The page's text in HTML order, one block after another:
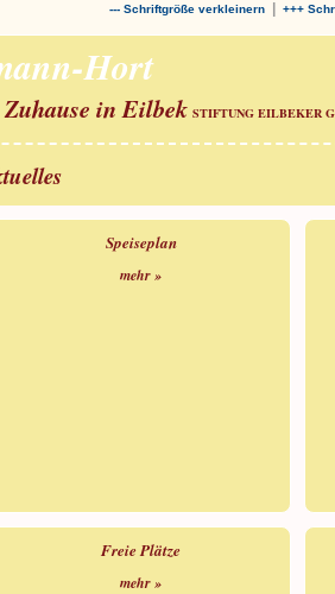
--- Schriftgröße verkleinern | +++
Hort
Zuhause in Eilbek STIFTUNG EILBEKER
Speiseplan
mehr »
Freie Plätze
mehr »